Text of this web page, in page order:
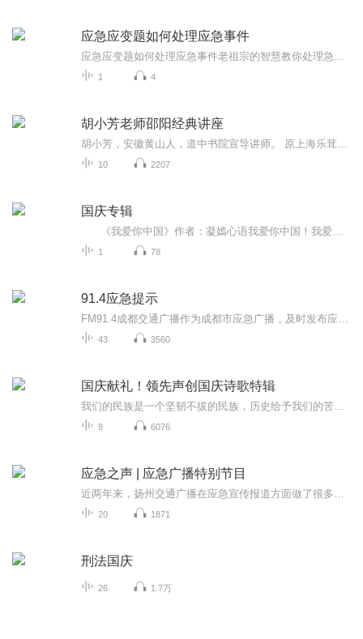
应急应变题如何处理应急事件
1 4
胡小芳老师邵阳经典讲座
10 2207
国庆专辑
1 78
91.4应急提示
43 3560
国庆献礼！领先声创国庆诗歌特辑
8 6076
应急之声 | 应急广播特别节目
20 1871
刑法国庆
26 1.7万